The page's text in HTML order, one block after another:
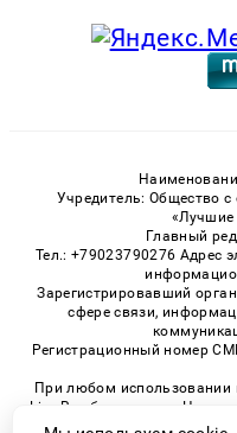
Учредитель: Общество с
Главный
Тел.: +79023790276 Адрес
Зарегистрировавший
сфере связи,
Регистрационный номер
При любом использовании
Live.Ru обязательна.
при наличии